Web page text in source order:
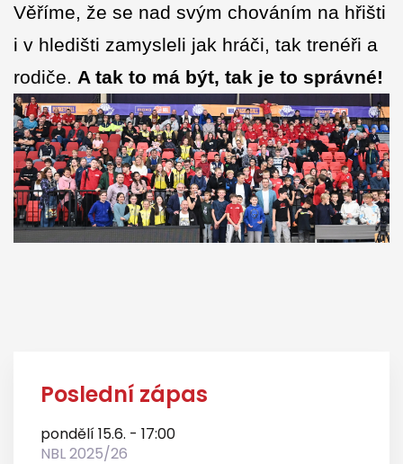
Věříme, že se nad svým chováním na hřišti
i v hledišti zamysleli jak hráči, tak trenéři a
rodiče. A tak to má být, tak je to správné!
Poslední zápas
pondělí 15.6. - 17:00
NBL 2025/26